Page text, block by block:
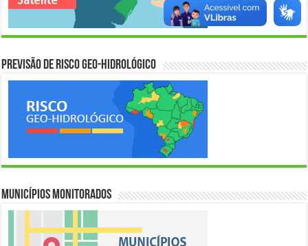
Previsão de Risco Geo-Hidrológico
Municípios Monitorados